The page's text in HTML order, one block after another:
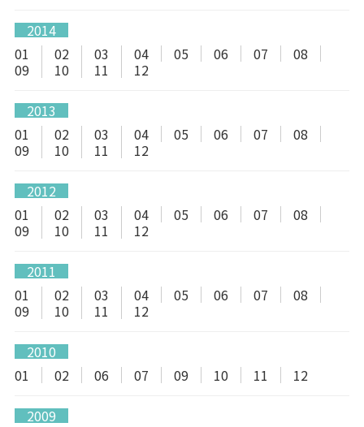
2014
01
02 03 04 05 06 07
08
09
10 11 12
2013
01
02 03 04 05 06 07
08
09
10 11 12
2012
01
02 03 04 05 06 07
08
09
10 11 12
2011
01
02 03 04 05 06 07
08
09
10 11 12
2010
01
02 06 07 09 10 11 12
2009